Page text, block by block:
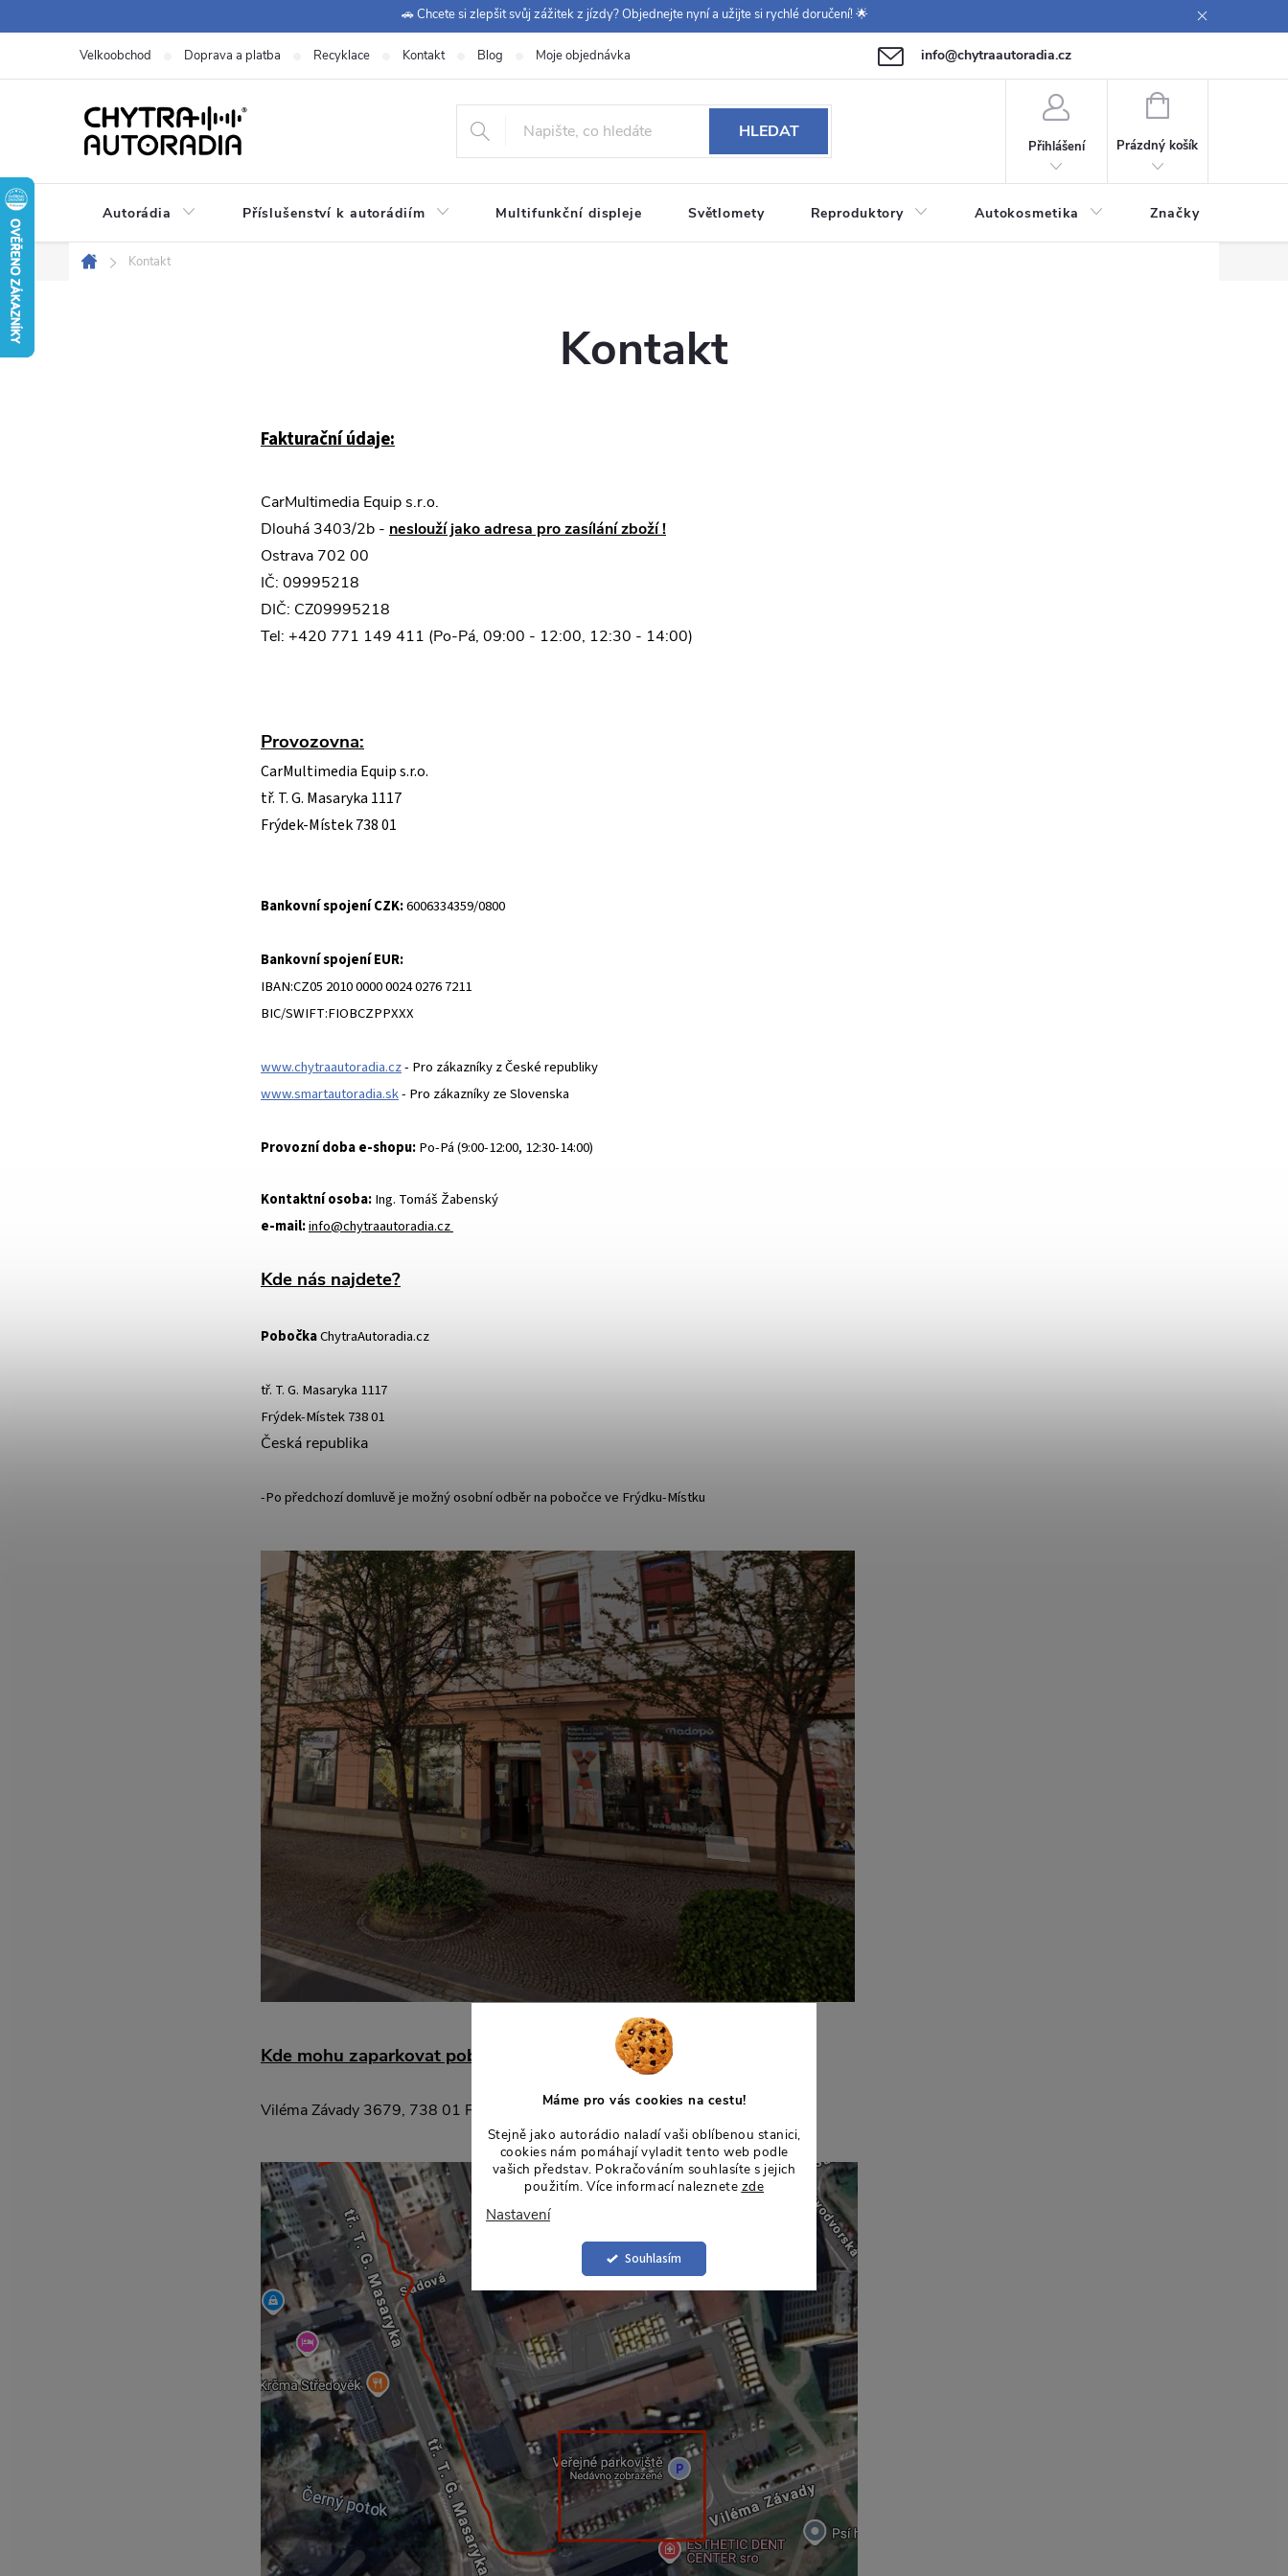
Máme pro vás cookies na cestu!
Stejně jako autorádio naladí vaši oblíbenou stanici,
cookies nám pomáhají vyladit tento web podle
vašich představ. Pokračováním souhlasíte s jejich
použitím. Více informací naleznete zde
Nastavení
Souhlasím
na
🚗 Chcete si zlepšit svůj zážitek z jízdy? Objednejte nyní a užijte si rychlé doručení! 🌟
+420 771 149 411 (Po-Pá 09:00-12:00, 12:30-14:00)
info@chytraautoradia.cz
Velkoobchod Doprava a platba Recyklace Kontakt Blog Moje objednávka
HLEDAT
Přihlášení
NÁKUPNÍ
Prázdný košík
Autorádia Příslušenství k autorádiím Multifunkční displeje Světlomety Reproduktory Autokosmetika Značky
Domů
Kontakt
Kontakt
Fakturační údaje:
CarMultimedia Equip s.r.o.
Dlouhá 3403/2b - neslouží jako adresa pro zasílání zboží !
Ostrava 702 00
IČ: 09995218
DIČ: CZ09995218
Tel: +420 771 149 411 (Po-Pá, 09:00 - 12:00, 12:30 - 14:00)
Provozovna:
CarMultimedia Equip s.r.o.
tř. T. G. Masaryka 1117
Frýdek-Místek 738 01
Bankovní spojení CZK:6006334359/0800
Bankovní spojení EUR:
IBAN:CZ05 2010 0000 0024 0276 7211
BIC/SWIFT:FIOBCZPPXXX
www.chytraautoradia.cz- Pro zákazníky z České republiky
www.smartautoradia.sk- Pro zákazníky ze Slovenska
Provozní doba e-shopu:Po-Pá (9:00-12:00, 12:30-14:00)
Kontaktní osoba:Ing. Tomáš Žabenský
e-mail:info@chytraautoradia.cz
Kde nás najdete?
PobočkaChytraAutoradia.cz
tř. T. G. Masaryka 1117
Frýdek-Místek 738 01
Česká republika
-Po předchozí domluvě je možný osobní odběr na pobočce ve Frýdku-Místku
Kde mohu zaparkovat poblíž vaší pobočky?
Viléma Závady 3679, 738 01 Frýdek-Místek 1